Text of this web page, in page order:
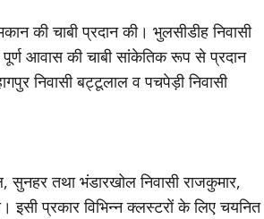
की चाबी प्रदान की। भुलसीडीह निवासी
पूर्ण आवास की चाबी सांकेतिक रूप से प्रदान
निवासी बट्टूलाल व पचपेड़ी निवासी
सुनहर तथा भंडारखोल निवासी राजकुमार,
इसी प्रकार विभिन्न क्लस्टरों के लिए चयनित